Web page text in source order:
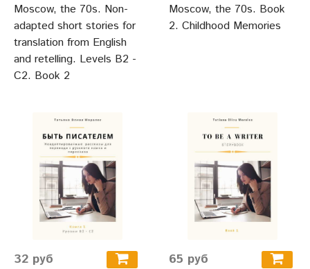
Moscow, the 70s. Non-
adapted short stories for
translation from English
and retelling. Levels B2 -
C2. Book 2
Moscow, the 70s. Book
2. Childhood Memories
32 руб 65 руб